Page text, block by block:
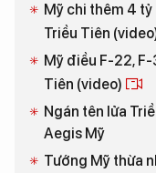
Mỹ chi thêm 4
Triều Tiên
Mỹ điều F-22,
Tiên (video)
Ngán tên lửa
Aegis Mỹ
Tướng Mỹ thừa